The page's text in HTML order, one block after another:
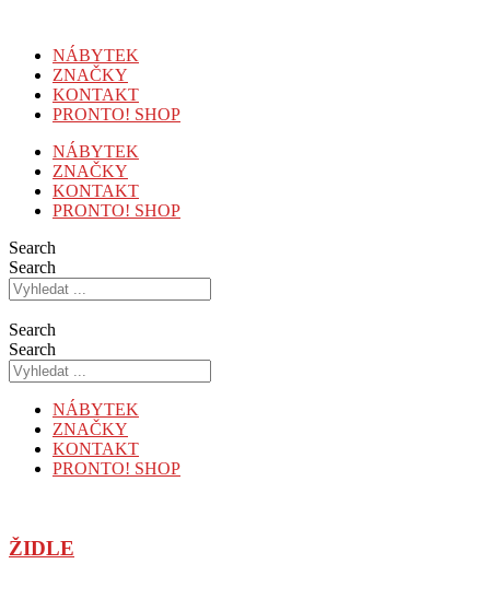
obsahuNÁBYTEK
ZNAČKY
KONTAKT
PRONTO! SHOP
NÁBYTEK
ZNAČKY
KONTAKT
PRONTO! SHOP
Search
Search
Search
Search
NÁBYTEK
ZNAČKY
KONTAKT
PRONTO! SHOP
ŽIDLE